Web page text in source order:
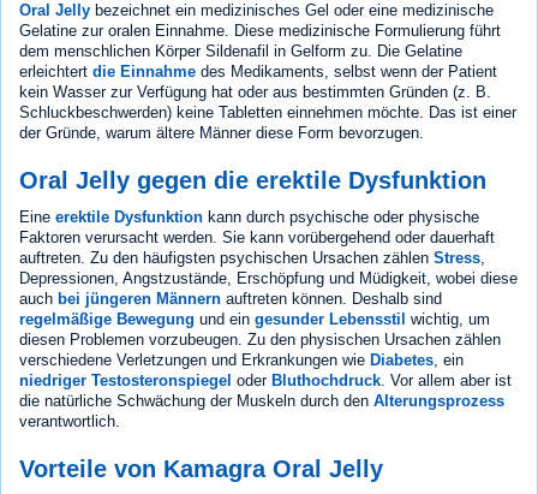
Oral Jelly bezeichnet ein medizinisches Gel oder eine medizinische
Gelatine zur oralen Einnahme. Diese medizinische Formulierung führt
dem menschlichen Körper Sildenafil in Gelform zu. Die Gelatine
erleichtert die Einnahme des Medikaments, selbst wenn der Patient
kein Wasser zur Verfügung hat oder aus bestimmten Gründen (z. B.
Schluckbeschwerden) keine Tabletten einnehmen möchte. Das ist einer
der Gründe, warum ältere Männer diese Form bevorzugen.
Oral Jelly gegen die erektile Dysfunktion
Eine erektile Dysfunktion kann durch psychische oder physische
Faktoren verursacht werden. Sie kann vorübergehend oder dauerhaft
auftreten. Zu den häufigsten psychischen Ursachen zählen Stress
Depressionen, Angstzustände, Erschöpfung und Müdigkeit, wobei diese
auch bei jüngeren Männern auftreten können. Deshalb sind
regelmäßige Bewegung und ein gesunder Lebensstil wichtig, um
diesen Problemen vorzubeugen. Zu den physischen Ursachen zählen
verschiedene Verletzungen und Erkrankungen wie Diabetes , ein
niedriger Testosteronspiegel oder Bluthochdruck . Vor allem aber ist
die natürliche Schwächung der Muskeln durch den Alterungsprozess
verantwortlich.
Vorteile von Kamagra Oral Jelly